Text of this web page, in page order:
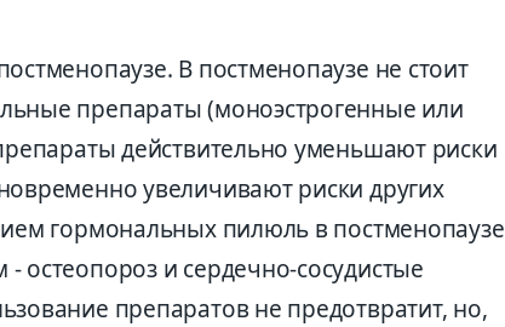
В постменопаузе не стоит
препараты (моноэстрогенные или
действительно уменьшают риски
увеличивают риски других
гормональных пилюль в постменопаузе
остеопороз и сердечно-сосудистые
препаратов не предотвратит, но,